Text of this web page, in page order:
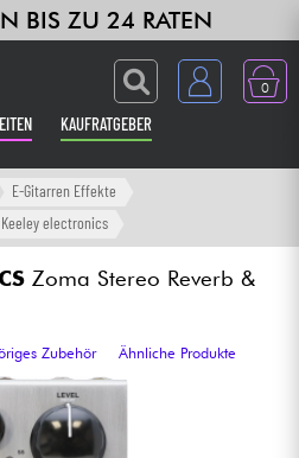
BIS ZU 24 RATEN
0
KAUFRATGEBER
E-Gitarren Effekte
Keeley electronics
Zoma Stereo Reverb &
Zubehör
Ähnliche Produkte